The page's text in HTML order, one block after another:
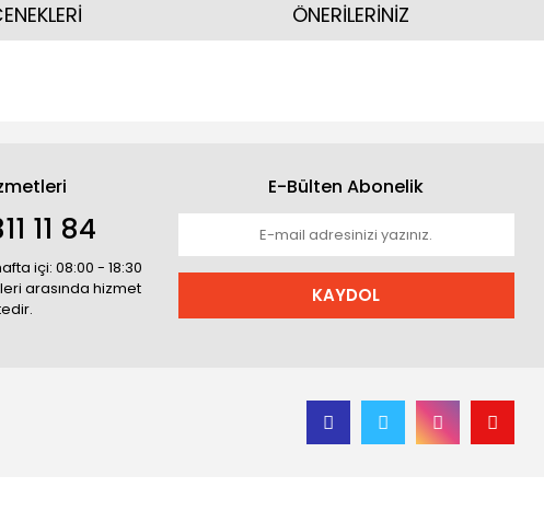
ÖNERİLERİNİZ
11 84
içi: 08:00 - 18:30
arasında hizmet
E-Bülten Abonelik
KAYDOL